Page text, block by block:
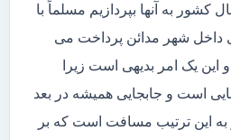
به آنها بپردازیم مسلماً با
داخل شهر مدائن پرداخت می
یک امر بدیهی است زیرا
است و جابجایی همیشه در بعد
این ترتیب مسافت است که بر